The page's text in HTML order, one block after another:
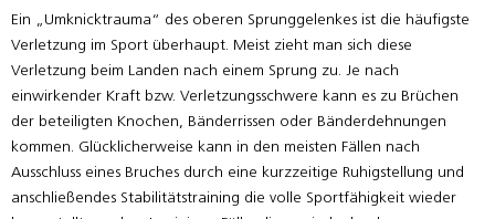
Ein „Umknicktrauma“ des oberen Sprunggelenkes ist die häufigste
Verletzung im Sport überhaupt. Meist zieht man sich diese
Verletzung beim Landen nach einem Sprung zu. Je nach
einwirkender Kraft bzw. Verletzungsschwere kann es zu Brüchen
der beteiligten Knochen, Bänderrissen oder Bänderdehnungen
kommen. Glücklicherweise kann in den meisten Fällen nach
Ausschluss eines Bruches durch eine kurzzeitige Ruhigstellung und
anschließendes Stabilitätstraining die volle Sportfähigkeit wieder